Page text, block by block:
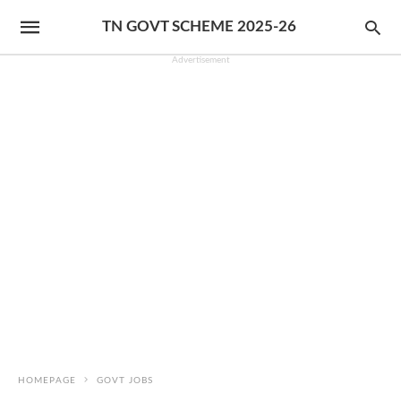
TN GOVT SCHEME 2025-26
Advertisement
HOMEPAGE GOVT JOBS